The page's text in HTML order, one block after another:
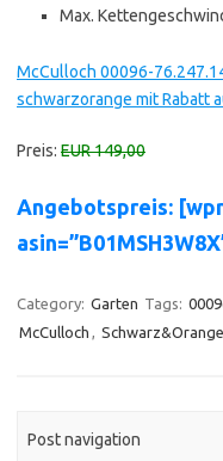
Max.
McCulloch 00096-
schwarzorange mit Rabatt
Preis: EUR 149,00
Angebotspreis:
Category: Garten Tags:
McCulloch , Schwarz&Orange
Post navigation